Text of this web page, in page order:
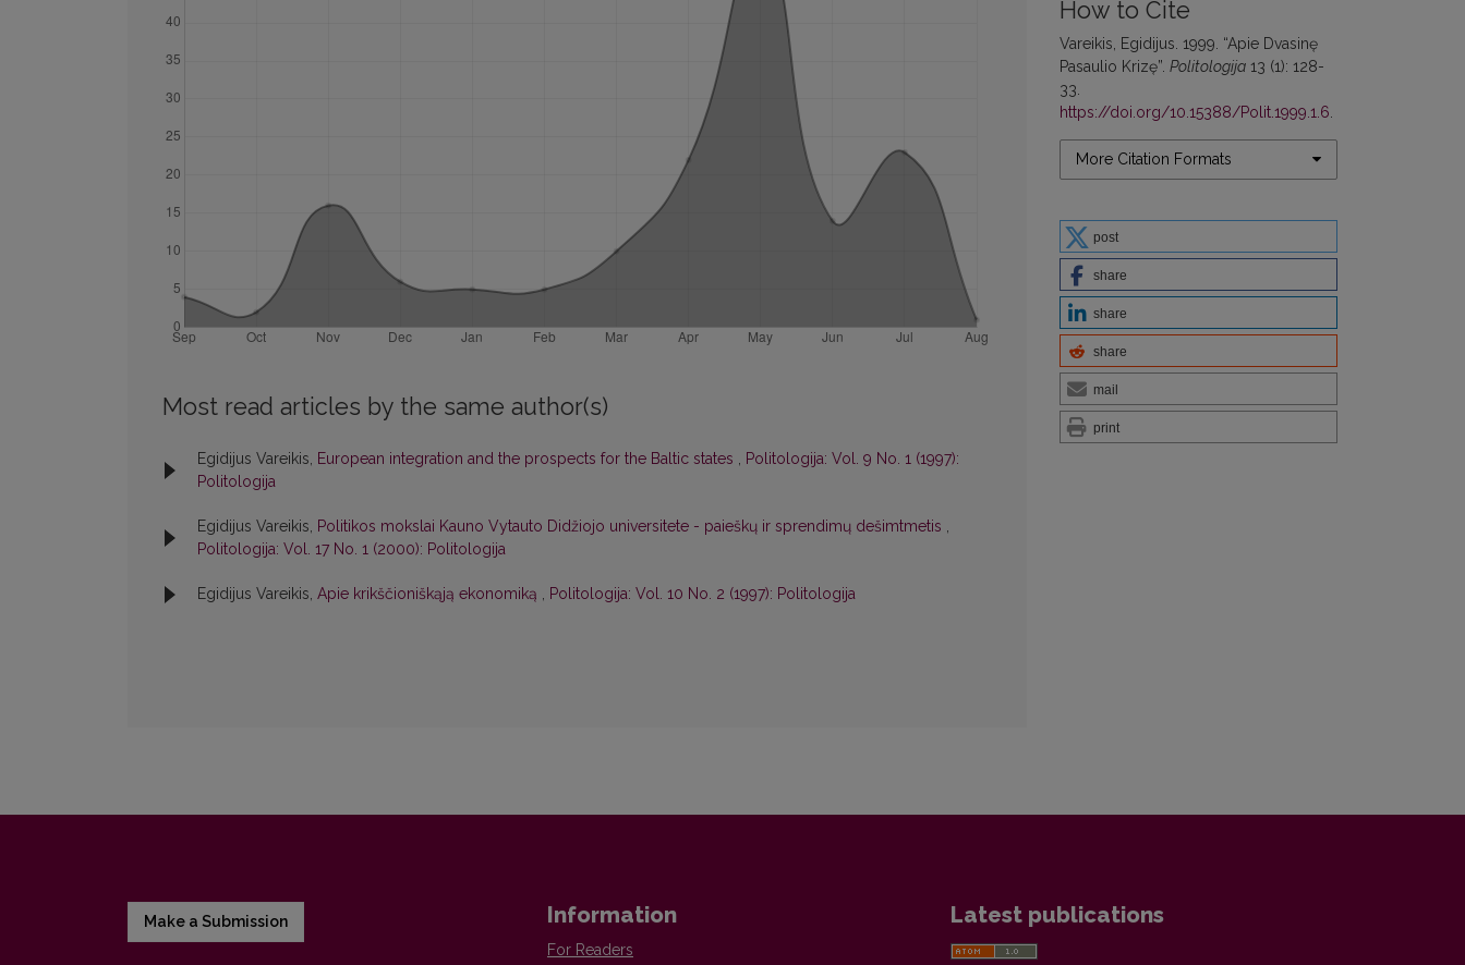
How to Cite
Vareikis, Egidijus. 1999. “Apie Dvasinę
Pasaulio Krizę”. Politologija 13 (1): 128-
33.
https://doi.org/10.15388/Polit.1999.1.6
More Citation Formats
post
share
share
share
mail
print
Most read articles by the same author(s)
Egidijus Vareikis, European integration and the prospects for the Baltic states , Politologija: Vol. 9 No. 1 (1997):
Politologija
Egidijus Vareikis, Politikos mokslai Kauno Vytauto Didžiojo universitete - paieškų ir sprendimų dešimtmetis ,
Politologija: Vol. 17 No. 1 (2000): Politologija
Egidijus Vareikis, Apie krikščioniškąją ekonomiką , Politologija: Vol. 10 No. 2 (1997): Politologija
Make a Submission Information
For Readers
Latest publications